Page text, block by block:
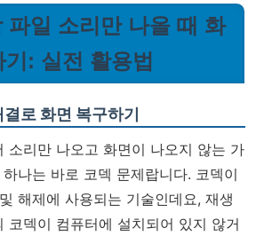
파일 소리만 나올 때 화
기: 실전 활용법
로 화면 복구하기
소리만 나오고 화면이 나오지 않는 가
나는 바로 코덱 문제랍니다. 코덱이
해제에 사용되는 기술인데요, 재생
코덱이 컴퓨터에 설치되어 있지 않거